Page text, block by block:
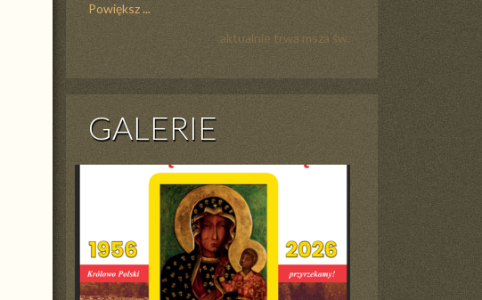
Powiększ ...
aktualnie trwa msza św.
GALERIE